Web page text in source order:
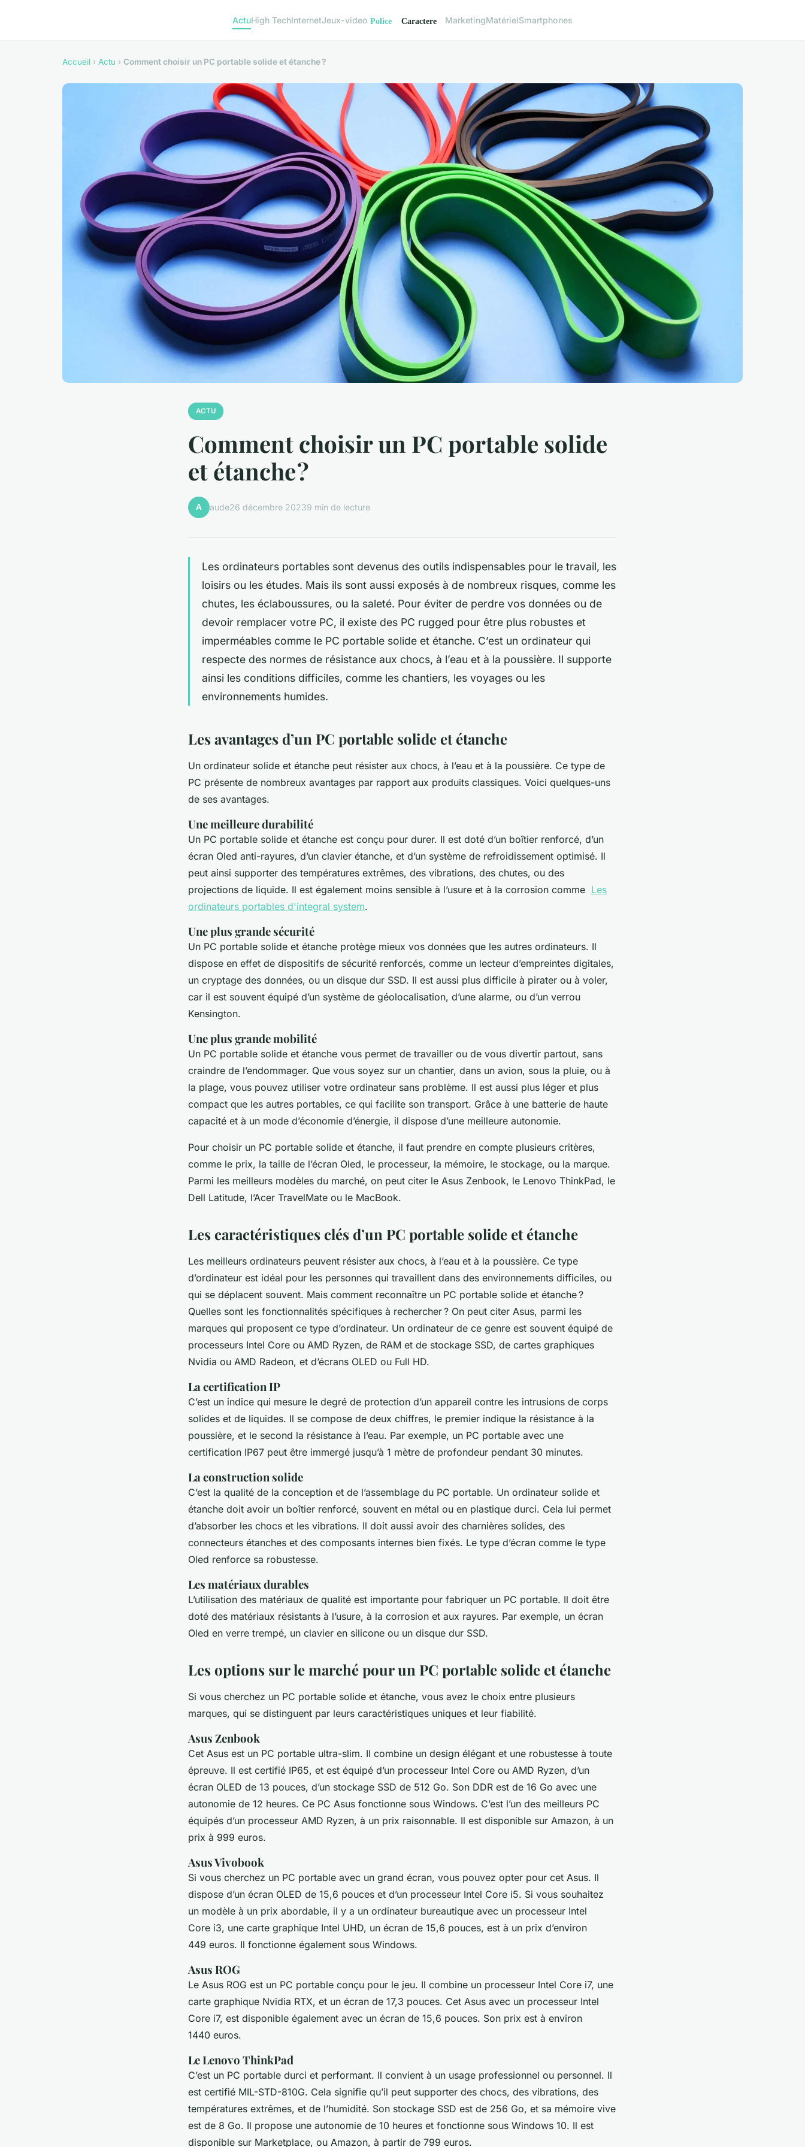
ActuHigh TechInternetJeux-video MarketingMatérielSmartphones
Accueil › Actu › Comment choisir un PC portable solide et étanche ?
ACTU
Comment choisir un PC portable solide
et étanche ?
A aude26 décembre 20239 min de lecture
Les ordinateurs portables sont devenus des outils indispensables pour le travail, les
loisirs ou les études. Mais ils sont aussi exposés à de nombreux risques, comme les
chutes, les éclaboussures, ou la saleté. Pour éviter de perdre vos données ou de
devoir remplacer votre PC, il existe des PC rugged pour être plus robustes et
imperméables comme le PC portable solide et étanche. C’est un ordinateur qui
respecte des normes de résistance aux chocs, à l’eau et à la poussière. Il supporte
ainsi les conditions difficiles, comme les chantiers, les voyages ou les
environnements humides.
Les avantages d’un PC portable solide et étanche
Un ordinateur solide et étanche peut résister aux chocs, à l’eau et à la poussière. Ce type de
PC présente de nombreux avantages par rapport aux produits classiques. Voici quelques-uns
de ses avantages.
Une meilleure durabilité
Un PC portable solide et étanche est conçu pour durer. Il est doté d’un boîtier renforcé, d’un
écran Oled anti-rayures, d’un clavier étanche, et d’un système de refroidissement optimisé. Il
peut ainsi supporter des températures extrêmes, des vibrations, des chutes, ou des
projections de liquide. Il est également moins sensible à l’usure et à la corrosion comme Les
ordinateurs portables d'integral system.
Une plus grande sécurité
Un PC portable solide et étanche protège mieux vos données que les autres ordinateurs. Il
dispose en effet de dispositifs de sécurité renforcés, comme un lecteur d’empreintes digitales,
un cryptage des données, ou un disque dur SSD. Il est aussi plus difficile à pirater ou à voler,
car il est souvent équipé d’un système de géolocalisation, d’une alarme, ou d’un verrou
Kensington.
Une plus grande mobilité
Un PC portable solide et étanche vous permet de travailler ou de vous divertir partout, sans
craindre de l’endommager. Que vous soyez sur un chantier, dans un avion, sous la pluie, ou à
la plage, vous pouvez utiliser votre ordinateur sans problème. Il est aussi plus léger et plus
compact que les autres portables, ce qui facilite son transport. Grâce à une batterie de haute
capacité et à un mode d’économie d’énergie, il dispose d’une meilleure autonomie.
Pour choisir un PC portable solide et étanche, il faut prendre en compte plusieurs critères,
comme le prix, la taille de l’écran Oled, le processeur, la mémoire, le stockage, ou la marque.
Parmi les meilleurs modèles du marché, on peut citer le Asus Zenbook, le Lenovo ThinkPad, le
Dell Latitude, l’Acer TravelMate ou le MacBook.
Les caractéristiques clés d’un PC portable solide et étanche
Les meilleurs ordinateurs peuvent résister aux chocs, à l’eau et à la poussière. Ce type
d’ordinateur est idéal pour les personnes qui travaillent dans des environnements difficiles, ou
qui se déplacent souvent. Mais comment reconnaître un PC portable solide et étanche ?
Quelles sont les fonctionnalités spécifiques à rechercher ? On peut citer Asus, parmi les
marques qui proposent ce type d’ordinateur. Un ordinateur de ce genre est souvent équipé de
processeurs Intel Core ou AMD Ryzen, de RAM et de stockage SSD, de cartes graphiques
Nvidia ou AMD Radeon, et d’écrans OLED ou Full HD.
La certification IP
C’est un indice qui mesure le degré de protection d’un appareil contre les intrusions de corps
solides et de liquides. Il se compose de deux chiffres, le premier indique la résistance à la
poussière, et le second la résistance à l’eau. Par exemple, un PC portable avec une
certification IP67 peut être immergé jusqu’à 1 mètre de profondeur pendant 30 minutes.
La construction solide
C’est la qualité de la conception et de l’assemblage du PC portable. Un ordinateur solide et
étanche doit avoir un boîtier renforcé, souvent en métal ou en plastique durci. Cela lui permet
d’absorber les chocs et les vibrations. Il doit aussi avoir des charnières solides, des
connecteurs étanches et des composants internes bien fixés. Le type d’écran comme le type
Oled renforce sa robustesse.
Les matériaux durables
L’utilisation des matériaux de qualité est importante pour fabriquer un PC portable. Il doit être
doté des matériaux résistants à l’usure, à la corrosion et aux rayures. Par exemple, un écran
Oled en verre trempé, un clavier en silicone ou un disque dur SSD.
Les options sur le marché pour un PC portable solide et étanche
Si vous cherchez un PC portable solide et étanche, vous avez le choix entre plusieurs
marques, qui se distinguent par leurs caractéristiques uniques et leur fiabilité.
Asus Zenbook
Cet Asus est un PC portable ultra-slim. Il combine un design élégant et une robustesse à toute
épreuve. Il est certifié IP65, et est équipé d’un processeur Intel Core ou AMD Ryzen, d’un
écran OLED de 13 pouces, d’un stockage SSD de 512 Go. Son DDR est de 16 Go avec une
autonomie de 12 heures. Ce PC Asus fonctionne sous Windows. C’est l’un des meilleurs PC
équipés d’un processeur AMD Ryzen, à un prix raisonnable. Il est disponible sur Amazon, à un
prix à 999 euros.
Asus Vivobook
Si vous cherchez un PC portable avec un grand écran, vous pouvez opter pour cet Asus. Il
dispose d’un écran OLED de 15,6 pouces et d’un processeur Intel Core i5. Si vous souhaitez
un modèle à un prix abordable, il y a un ordinateur bureautique avec un processeur Intel
Core i3, une carte graphique Intel UHD, un écran de 15,6 pouces, est à un prix d’environ
449 euros. Il fonctionne également sous Windows.
Asus ROG
Le Asus ROG est un PC portable conçu pour le jeu. Il combine un processeur Intel Core i7, une
carte graphique Nvidia RTX, et un écran de 17,3 pouces. Cet Asus avec un processeur Intel
Core i7, est disponible également avec un écran de 15,6 pouces. Son prix est à environ
1440 euros.
Le Lenovo ThinkPad
C’est un PC portable durci et performant. Il convient à un usage professionnel ou personnel. Il
est certifié MIL-STD-810G. Cela signifie qu’il peut supporter des chocs, des vibrations, des
températures extrêmes, et de l’humidité. Son stockage SSD est de 256 Go, et sa mémoire vive
est de 8 Go. Il propose une autonomie de 10 heures et fonctionne sous Windows 10. Il est
disponible sur Marketplace, ou Amazon, à partir de 799 euros.